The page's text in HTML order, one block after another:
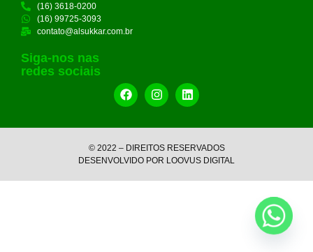
(16) 3618-0200
(16) 99725-3093
contato@alsukkar.com.br
Siga-nos nas
redes sociais
© 2022 – DIREITOS RESERVADOS
DESENVOLVIDO POR LOOVUS DIGITAL